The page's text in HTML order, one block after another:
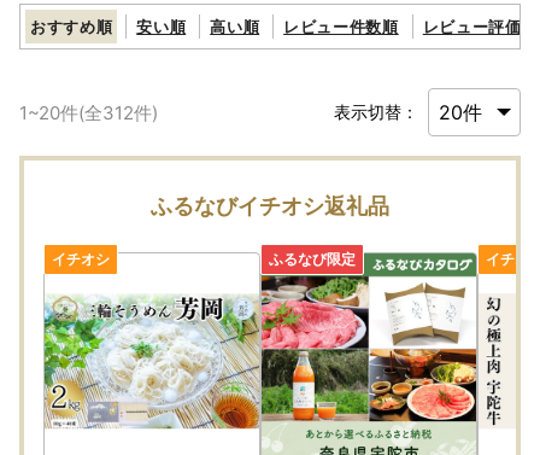
おすすめ順 安い順 高い順 レビュー件数順 レビュー評価順
1~20件(全312件) 表示切替：
ふるなびイチオシ返礼品